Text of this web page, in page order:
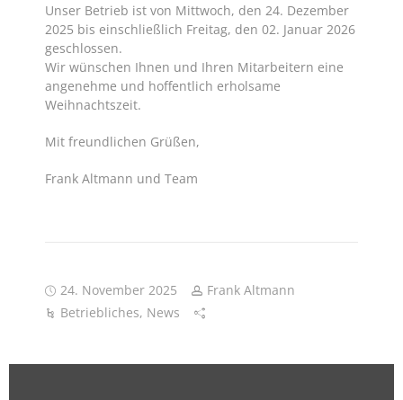
Unser Betrieb ist von Mittwoch, den 24. Dezember
2025 bis einschließlich Freitag, den 02. Januar 2026
geschlossen.
Wir wünschen Ihnen und Ihren Mitarbeitern eine
angenehme und hoffentlich erholsame
Weihnachtszeit.
Mit freundlichen Grüßen,
Frank Altmann und Team
24. November 2025
Frank Altmann
Betriebliches, News